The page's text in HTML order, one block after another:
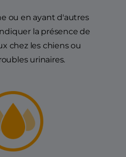
ou en ayant d'autres
la présence de
chez les chiens ou
urinaires.